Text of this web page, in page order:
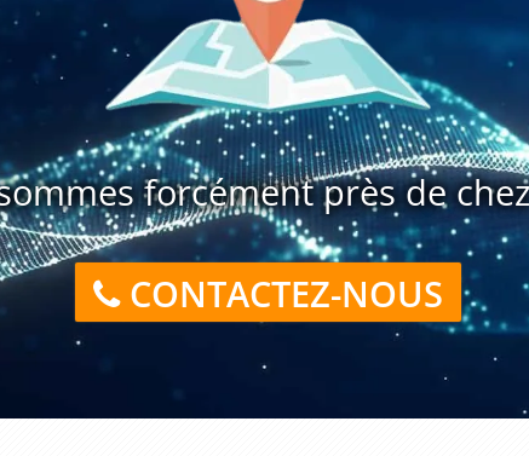
à distance" permet également de développer des
dans un contexte concurrentiel fort, il est essentiel de
formation abordera donc les différentes stratégies de
en œuvre pour les mettre en pratique.
à distance" est une formation essentielle pour les
leurs compétences en matière de vente à distance et
des clients de manière efficace et personnalisée, tout
forcément près de
CONTACTEZ-NOUS